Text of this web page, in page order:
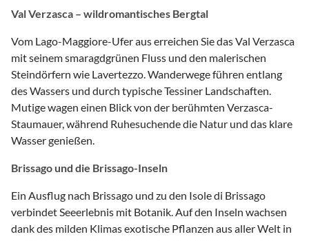
Val Verzasca – wildromantisches Bergtal
Vom Lago-Maggiore-Ufer aus erreichen Sie das Val Verzasca
mit seinem smaragdgrünen Fluss und den malerischen
Steindörfern wie Lavertezzo. Wanderwege führen entlang
des Wassers und durch typische Tessiner Landschaften.
Mutige wagen einen Blick von der berühmten Verzasca-
Staumauer, während Ruhesuchende die Natur und das klare
Wasser genießen.
Brissago und die Brissago-Inseln
Ein Ausflug nach Brissago und zu den Isole di Brissago
verbindet Seeerlebnis mit Botanik. Auf den Inseln wachsen
dank des milden Klimas exotische Pflanzen aus aller Welt in